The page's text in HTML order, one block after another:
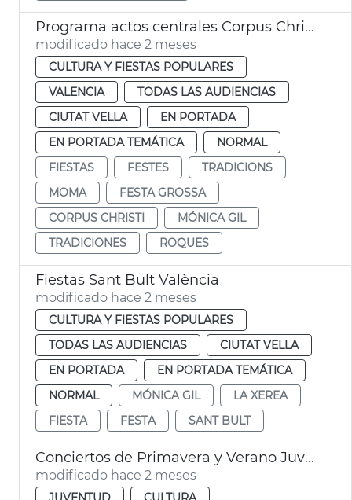
Programa actos centrales Corpus Christi València
modificado hace 2 meses
CULTURA Y FIESTAS POPULARES
VALENCIA
TODAS LAS AUDIENCIAS
CIUTAT VELLA
EN PORTADA
EN PORTADA TEMÁTICA
NORMAL
FIESTAS
FESTES
TRADICIONS
MOMA
FESTA GROSSA
CORPUS CHRISTI
MÓNICA GIL
TRADICIONES
ROQUES
Fiestas Sant Bult València
modificado hace 2 meses
CULTURA Y FIESTAS POPULARES
TODAS LAS AUDIENCIAS
CIUTAT VELLA
EN PORTADA
EN PORTADA TEMÁTICA
NORMAL
MÓNICA GIL
LA XEREA
FIESTA
FESTA SANT BULT
Conciertos de Primavera y Verano Juventud València
modificado hace 2 meses